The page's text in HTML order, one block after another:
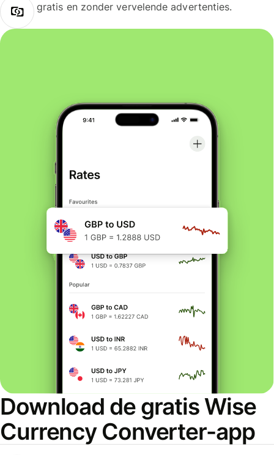
gratis en zonder vervelende advertenties.
Download de gratis Wise
Currency Converter-app